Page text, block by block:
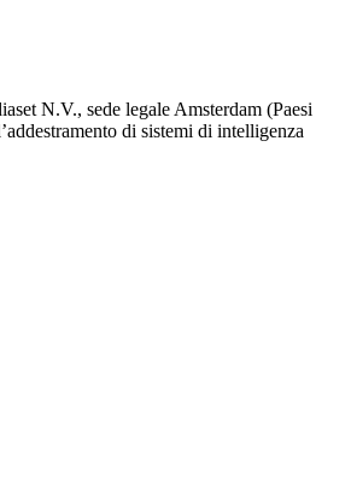
N.V., sede legale Amsterdam (Paesi
di sistemi di intelligenza